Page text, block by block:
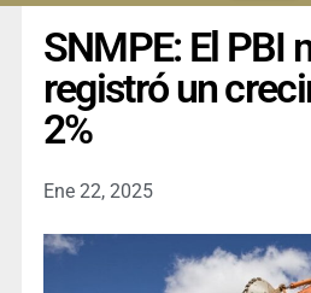
SNMPE: El PBI
registró un
2%
Ene 22, 2025